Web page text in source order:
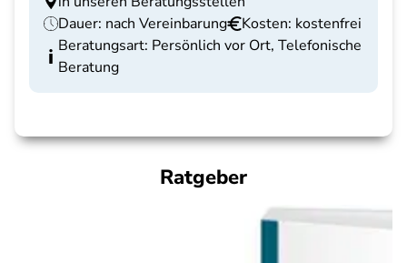
Dauer: nach Vereinbarung
Kosten: kostenfrei
Beratungsart: Persönlich vor Ort, Telefonische
Beratung
Ratgeber